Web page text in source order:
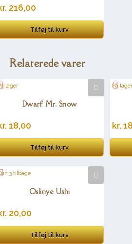
216,00
Tilføj til kurv
Relaterede varer
lager
Dwarf Mr. Snow
18,00
Tilføj til kurv
På lager
kr.
3 tilbage
Oslinye Ushi
20,00
Tilføj til kurv